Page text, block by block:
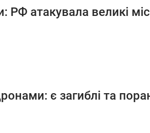
РФ атакувала великі
є загиблі та